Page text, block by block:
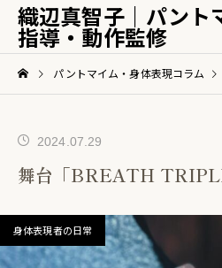
織辺真智子｜パント
指導・動作監修
パントマイム・身体表現コラム
2024.07.29
舞台「BREATH
身体表現者の日常